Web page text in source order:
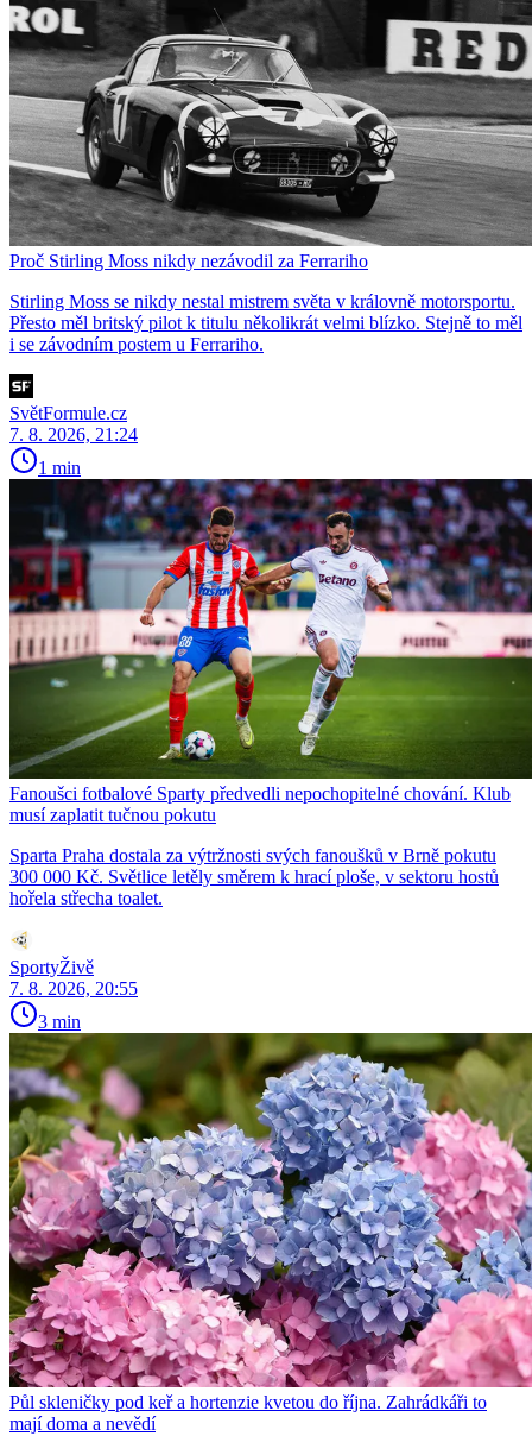
Proč Stirling Moss nikdy nezávodil za Ferrariho
Stirling Moss se nikdy nestal mistrem světa v královně motorsportu.
Přesto měl britský pilot k titulu několikrát velmi blízko. Stejně to měl
i se závodním postem u Ferrariho.
SvětFormule.cz
7. 8. 2026, 21:24
1 min
Fanoušci fotbalové Sparty předvedli nepochopitelné chování. Klub
musí zaplatit tučnou pokutu
Sparta Praha dostala za výtržnosti svých fanoušků v Brně pokutu
300 000 Kč. Světlice letěly směrem k hrací ploše, v sektoru hostů
hořela střecha toalet.
SportyŽivě
7. 8. 2026, 20:55
3 min
Půl skleničky pod keř a hortenzie kvetou do října. Zahrádkáři to
mají doma a nevědí